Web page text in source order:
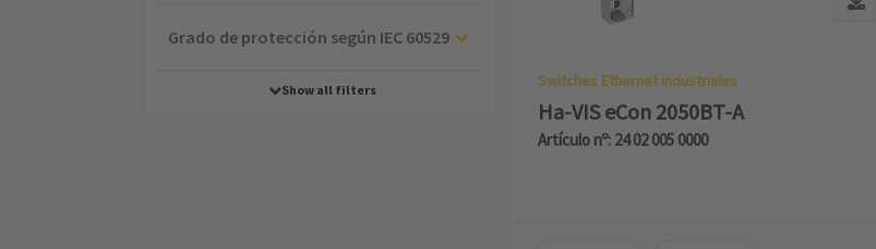
Grado de protección según IEC 60529
Show all filters Switches Ethernet industriales
Ha-VIS eCon 2050BT-A
Artículo nº: 24 02 005 0000